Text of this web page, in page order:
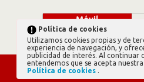
Política de cookies
Utilizamos cookies propias y de
experiencia de navegación, y
publicidad de interés. Al continuar
entendemos que se acepta
Política de cookies .
Móvil